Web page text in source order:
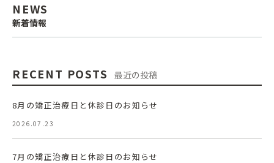
NEWS
新着情報
RECENT POSTS 最近の投稿
8月の矯正治療日と休診日のお知らせ
2026.07.23
7月の矯正治療日と休診日のお知らせ